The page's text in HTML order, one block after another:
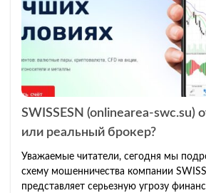
SWISSESN (onlinearea-swc.su)
или реальный брокер?
Уважаемые читатели, сегодня мы
схему мошенничества компании
представляет серьезную угрозу